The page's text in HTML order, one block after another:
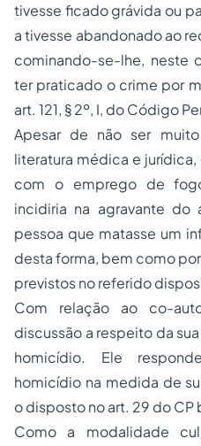
tivesse ficado grávida ou
a tivesse abandonado ao
cominando-se-lhe, neste
ter praticado o crime por
art. 121, § 2º, I, do Código
Apesar de não ser
literatura médica e
com o emprego de
incidiria na agravante do
pessoa que matasse um
desta forma, bem como
previstos no referido
Com relação ao co-
discussão a respeito da
homicídio. Ele
homicídio na medida de
o disposto no art. 29 do CP
Como a modalidade